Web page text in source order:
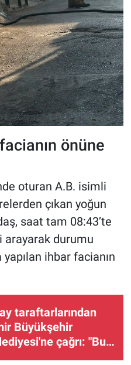
önüne
oturan A.B. isimli
çıkan yoğun
saat tam 08:43’te
arayarak durumu
ihbar facianın
taraftarlarından
Büyükşehir
çağrı: "Bu